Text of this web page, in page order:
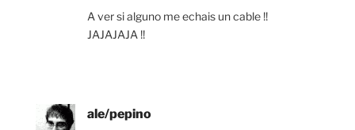
A ver si alguno me echais un cable !!
JAJAJAJA !!
ale/pepino